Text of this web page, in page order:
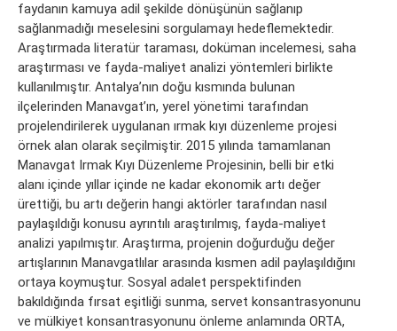
faydanın kamuya adil şekilde dönüşünün sağlanıp
sağlanmadığı meselesini sorgulamayı hedeflemektedir.
Araştırmada literatür taraması, doküman incelemesi, saha
araştırması ve fayda-maliyet analizi yöntemleri birlikte
kullanılmıştır. Antalya’nın doğu kısmında bulunan
ilçelerinden Manavgat’ın, yerel yönetimi tarafından
projelendirilerek uygulanan ırmak kıyı düzenleme projesi
örnek alan olarak seçilmiştir. 2015 yılında tamamlanan
Manavgat Irmak Kıyı Düzenleme Projesinin, belli bir etki
alanı içinde yıllar içinde ne kadar ekonomik artı değer
ürettiği, bu artı değerin hangi aktörler tarafından nasıl
paylaşıldığı konusu ayrıntılı araştırılmış, fayda-maliyet
analizi yapılmıştır. Araştırma, projenin doğurduğu değer
artışlarının Manavgatlılar arasında kısmen adil paylaşıldığını
ortaya koymuştur. Sosyal adalet perspektifinden
bakıldığında fırsat eşitliği sunma, servet konsantrasyonunu
ve mülkiyet konsantrasyonunu önleme anlamında ORTA,